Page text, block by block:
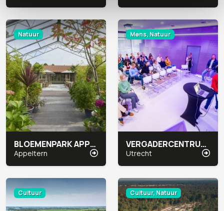
Natuur
BLOEMENPARK APPELTERN
Appeltern
Mens, Natuur
VERGADERCENTRUM JAARBEURS MEETUP
Utrecht
Cultuur Cultuur, Natuur